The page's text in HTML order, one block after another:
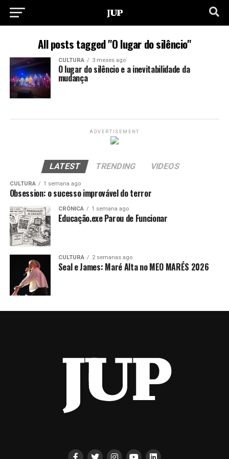
All posts tagged "O lugar do silêncio"
CULTURA 3 meses ago
O lugar do silêncio e a inevitabilidade da
mudança
ADVERTISEMENT
LATEST TRENDING VIDEOS
CULTURA 1 semana ago
Obsession: o sucesso improvável do terror
CRÓNICA 1 semana ago
Educação.exe Parou de Funcionar
CULTURA 2 semanas ago
Seal e James: Maré Alta no MEO MARÉS 2026